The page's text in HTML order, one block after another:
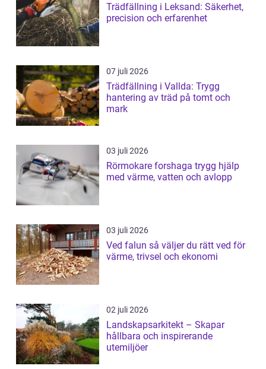
Trädfällning i Leksand: Säkerhet,
precision och erfarenhet
07 juli 2026
Trädfällning i Vallda: Trygg
hantering av träd på tomt och
mark
03 juli 2026
Rörmokare forshaga trygg hjälp
med värme, vatten och avlopp
03 juli 2026
Ved falun så väljer du rätt ved för
värme, trivsel och ekonomi
02 juli 2026
Landskapsarkitekt – Skapar
hållbara och inspirerande
utemiljöer